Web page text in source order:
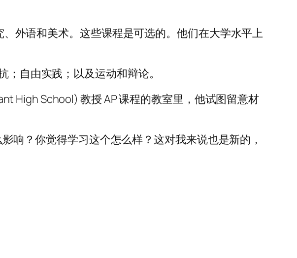
外语和美术。这些课程是可选的。他们在大学水平上
自由实践；以及运动和辩论。
High School) 教授 AP 课程的教室里，他试图留意材
响？你觉得学习这个怎么样？这对我来说也是新的，